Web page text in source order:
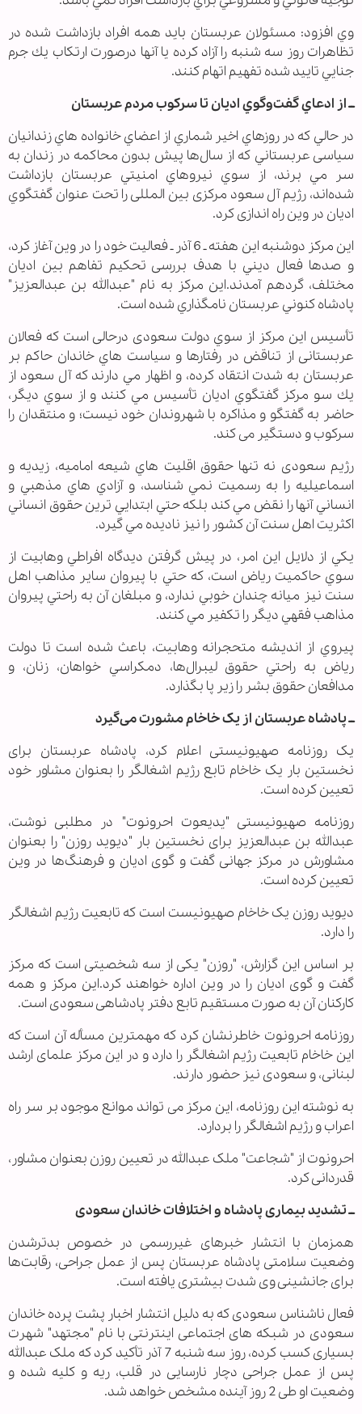
وي افزود: مسئولان عربستان بايد همه افراد بازداشت شده در
تظاهرات روز سه شنبه را آزاد كرده يا آنها درصورت ارتكاب يك جرم
جنايي تاييد شده تفهيم اتهام كنند.
ــ از ادعاي گفت‌وگوي اديان تا سركوب مردم عربستان
در حالي كه در روزهاي اخير شماري از اعضاي خانواده هاي زندانيان
سیاسی عربستاني كه از سال‌ها پيش بدون محاكمه در زندان به
سر مي برند، از سوي نيروهاي امنيتي عربستان بازداشت
شده‌اند، رژیم آل سعود مرکزی بین المللی را تحت عنوان گفتگوي
اديان در وین راه اندازی کرد.
اين مركز دوشنبه این هفته ـ 6 آذر ـ فعاليت خود را در وين آغاز كرد،
و صدها فعال ديني با هدف بررسی تحكيم تفاهم بین اديان
مختلف، گردهم آمدند.اين مركز به نام "عبدالله بن عبدالعزيز"
پادشاه كنوني عربستان نامگذاري شده است.
تأسیس این مركز از سوي دولت سعودی درحالی است كه فعالان
عربستانی از تناقض در رفتارها و سياست هاي خاندان حاكم بر
عربستان به شدت انتقاد كرده، و اظهار مي دارند که آل سعود از
يك سو مركز گفتگوي اديان تأسيس مي كنند و از سوي ديگر،
حاضر به گفتگو و مذاكره با شهروندان خود نيست؛ و منتقدان را
سرکوب و دستگیر می کند.
رژیم سعودی نه تنها حقوق اقليت هاي شيعه اماميه، زيديه و
اسماعيليه را به رسميت نمي شناسد، و آزادي هاي مذهبي و
انساني آنها را نقض مي كند بلكه حتي ابتدايي ترين حقوق انساني
اكثريت اهل سنت آن كشور را نيز ناديده مي گيرد.
يكي از دلايل اين امر، در پيش گرفتن ديدگاه افراطي وهابيت از
سوي حاكميت رياض است، كه حتي با پيروان ساير مذاهب اهل
سنت نيز ميانه چندان خوبي ندارد، و مبلغان آن به راحتي پيروان
مذاهب فقهي ديگر را تكفير مي كنند.
پيروي از انديشه متحجرانه وهابیت، باعث شده است تا دولت
رياض به راحتي حقوق ليبرال‌ها، دمكراسي خواهان، زنان، و
مدافعان حقوق بشر را زير پا بگذارد.
ــ پادشاه عربستان از یک خاخام مشورت می‌گیرد
یک روزنامه صهیونیستی اعلام کرد، پادشاه عربستان برای
نخستین بار یک خاخام تابع رژیم اشغالگر را بعنوان مشاور خود
تعیین کرده است.
روزنامه صهیونیستی "یدیعوت احرونوت" در مطلبی نوشت،
عبدالله بن عبدالعزیز برای نخستین بار "دیوید روزن" را بعنوان
مشاورش در مرکز جهانی گفت و گوی ادیان و فرهنگ‌ها در وین
تعیین کرده است.
دیوید روزن یک خاخام صهیونیست است که تابعیت رژیم اشغالگر
را دارد.
بر اساس این گزارش، "روزن" یکی از سه شخصیتی است که مرکز
گفت و گوی ادیان را در وین اداره خواهند کرد.این مرکز و همه
کارکنان آن به صورت مستقیم تابع دفتر پادشاهی سعودی است.
روزنامه احرونوت خاطرنشان کرد که مهمترین مسأله آن است که
این خاخام تابعیت رژیم اشغالگر را دارد و در این مرکز علمای ارشد
لبنانی، و سعودی نیز حضور دارند.
به نوشته این روزنامه، این مرکز می تواند موانع موجود بر سر راه
اعراب و رژیم اشغالگر را بردارد.
احرونوت از "شجاعت" ملک عبدالله در تعیین روزن بعنوان مشاور،
قدردانی کرد.
ــ تشدید بیماری پادشاه و اختلافات خاندان سعودی
همزمان با انتشار خبرهای غیررسمی در خصوص بدترشدن
وضعیت سلامتی پادشاه عربستان پس از عمل جراحی، رقابت‌ها
برای جانشینی وی شدت بیشتری یافته است.
فعال ناشناس سعودی که به دلیل انتشار اخبار پشت پرده خاندان
سعودی در شبکه های اجتماعی اینترنتی با نام "مجتهد" شهرت
بسیاری کسب کرده، روز سه شنبه 7 آذر تأکید کرد که ملک عبدالله
پس از عمل جراحی دچار نارسایی در قلب، ریه و کلیه شده و
وضعیت او طی 2 روز آینده مشخص خواهد شد.